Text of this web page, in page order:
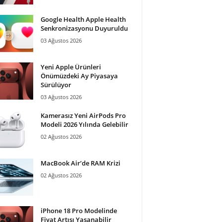
Google Health Apple Health
Senkronizasyonu Duyuruldu
03 Ağustos 2026
Yeni Apple Ürünleri
Önümüzdeki Ay Piyasaya
Sürülüyor
03 Ağustos 2026
Kamerasız Yeni AirPods Pro
Modeli 2026 Yılında Gelebilir
02 Ağustos 2026
MacBook Air’de RAM Krizi
02 Ağustos 2026
iPhone 18 Pro Modelinde
Fiyat Artışı Yaşanabilir